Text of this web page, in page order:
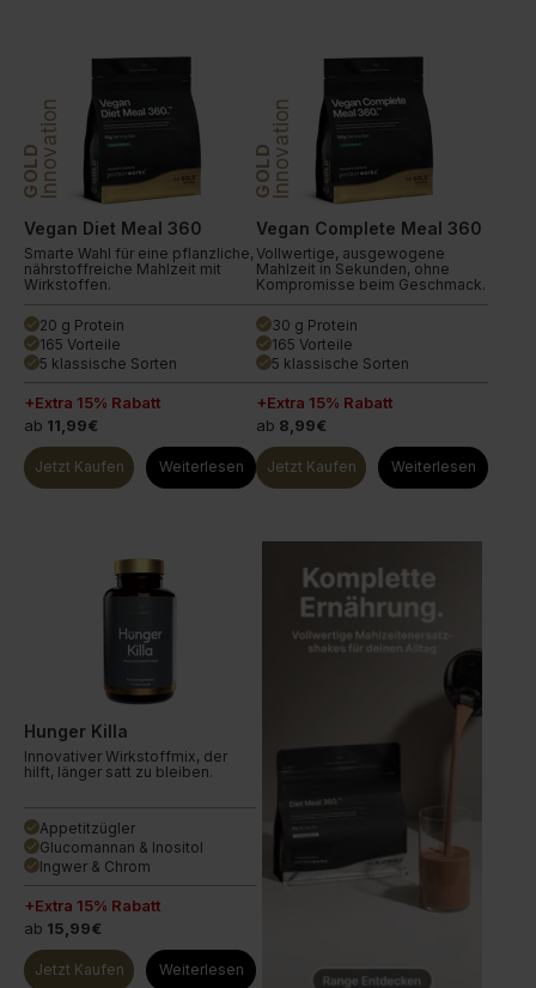
GOLDInnovation
Vegan Diet Meal 360
Smarte Wahl für eine pflanzliche,
nährstoffreiche Mahlzeit mit
Wirkstoffen.
done 20 g Protein
done 165 Vorteile
done 5 klassische Sorten
+Extra 15% Rabatt
ab 11,99€
Jetzt Kaufen Weiterlesen
GOLDInnovation
Vegan Complete Meal 360
Vollwertige, ausgewogene
Mahlzeit in Sekunden, ohne
Kompromisse beim Geschmack.
done 30 g Protein
done 165 Vorteile
done 5 klassische Sorten
+Extra 15% Rabatt
ab 8,99€
Jetzt Kaufen Weiterlesen
Hunger Killa
Innovativer Wirkstoffmix, der
hilft, länger satt zu bleiben.
done Appetitzügler
done Glucomannan & Inositol
done Ingwer & Chrom
+Extra 15% Rabatt
ab 15,99€
Jetzt Kaufen Weiterlesen